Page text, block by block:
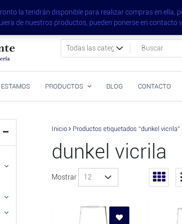
alicante@vajillalicante.com
PRODUCTOS BLOG CONTACTO
Inicio Productos etiquetados “dunkel vicrila”
dunkel vicrila
Mostrar
la tendrán disponible para realizar compras en
de nuestros productos, pueden ponerse en contacto